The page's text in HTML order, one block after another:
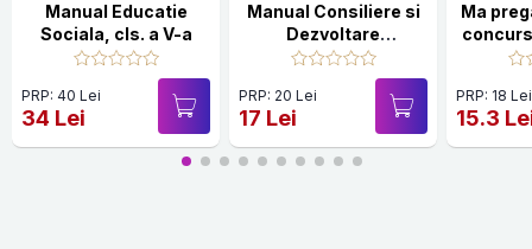
Manual Educatie
Sociala, cls. a V-a
PRP: 40 Lei
34 Lei
Manual Consiliere si
Dezvoltare
Personala - cls. A
PRP: 20 Lei
17 Lei
Ma
in
PRP: 18 Lei
15.3